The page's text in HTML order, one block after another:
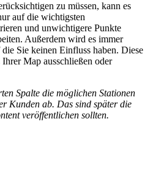
zu müssen, kann es
auf die wichtigsten
und unwichtigere Punkte
Außerdem wird es immer
Sie keinen Einfluss haben. Diese
Map ausschließen oder
Spalte die möglichen Stationen
Kunden ab. Das sind später die
veröffentlichen sollten.